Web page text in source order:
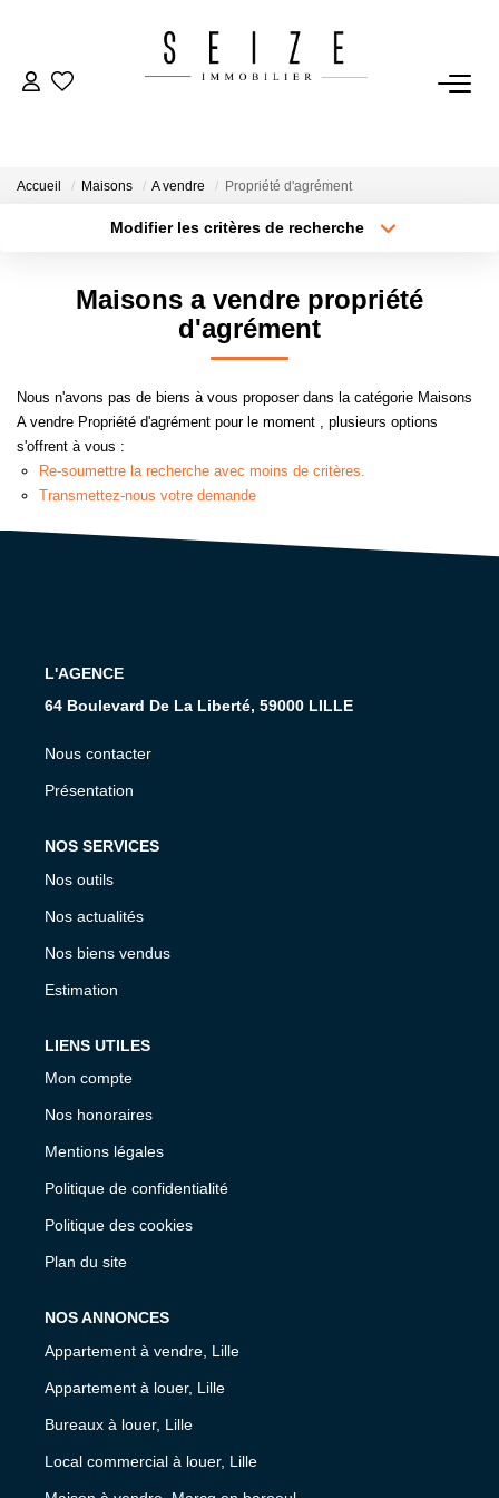
Immobilier D'entreprise
VENDRE
Accueil Maisons A vendre Propriété d'agrément
Modifier les critères de recherche
Type de bien
Surface min
Créer une alerte
Maisons a vendre propriété
d'agrément
Nous n'avons pas de biens à vous proposer dans la catégorie Maisons
A vendre Propriété d'agrément pour le moment , plusieurs options
s'offrent à vous :
Re-soumettre la recherche avec moins de critères.
Transmettez-nous votre demande
L'AGENCE
64 Boulevard De La Liberté, 59000 LILLE
Nous contacter
Présentation
NOS SERVICES
Nos outils
Nos actualités
Nos biens vendus
Estimation
LIENS UTILES
Mon compte
Nos honoraires
Mentions légales
Politique de confidentialité
Politique des cookies
Plan du site
NOS ANNONCES
Appartement à vendre, Lille
Appartement à louer, Lille
Bureaux à louer, Lille
Local commercial à louer, Lille